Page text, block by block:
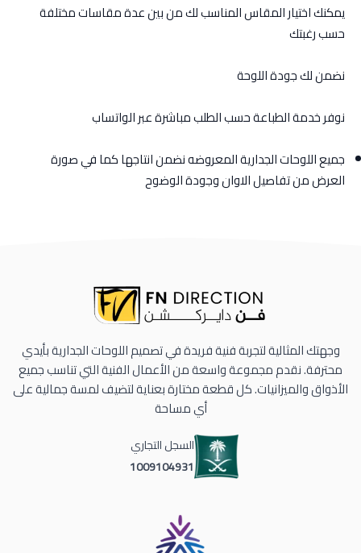
يمكنك اختيار المقاس المناسب لك من بين عدة مقاسات مختلفة
حسب رغبتك
نضمن لك جودة اللوحة
نوفر خدمة الطباعة حسب الطلب مباشرة عبر الواتساب
جميع اللوحات الجدارية المعروضه نضمن انتاجها كما في صورة
العرض من تفاصيل الاوان وجودة الوضوح
وجهتك المثالية لتجربة فنية فريدة في تصميم اللوحات الجدارية بأيدي
محترفة. نقدم مجموعة واسعة من الأعمال الفنية التي تناسب جميع
الأذواق والميزانيات. كل قطعة مختارة بعناية لتضيف لمسة جمالية على
أي مساحة
السجل التجاري
1009104931